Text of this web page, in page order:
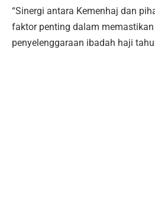
“Sinergi antara Kemenhaj dan
faktor penting dalam
penyelenggaraan ibadah haji